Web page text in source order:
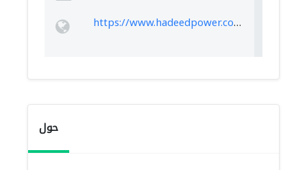
https://www.hadeedpower.com/
حول